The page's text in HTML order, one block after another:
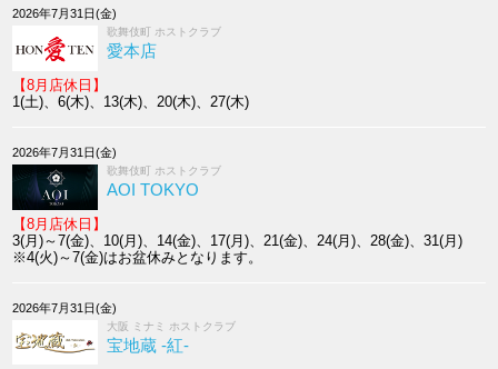
2026年7月31日(金)
歌舞伎町 ホストクラブ
愛本店
【8月店休日】
1(土)、6(木)、13(木)、20(木)、27(木)
2026年7月31日(金)
歌舞伎町 ホストクラブ
AOI TOKYO
【8月店休日】
3(月)～7(金)、10(月)、14(金)、17(月)、21(金)、24(月)、28(金)、31(月)
※4(火)～7(金)はお盆休みとなります。
2026年7月31日(金)
大阪 ミナミ ホストクラブ
宝地蔵 -紅-